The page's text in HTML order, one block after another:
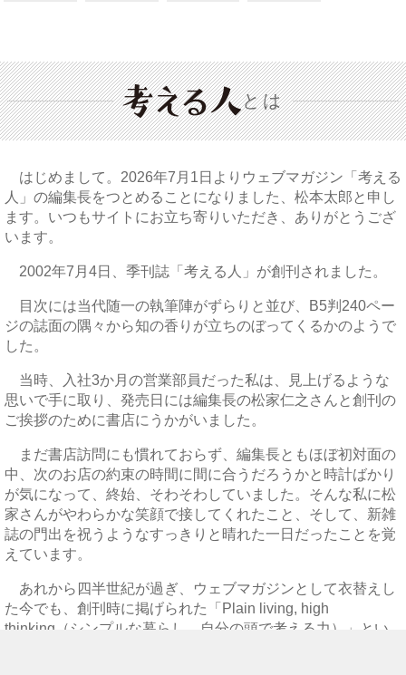
とは
はじめまして。2026年7月1日よりウェブマガジン「考える
人」の編集長をつとめることになりました、松本太郎と申し
ます。いつもサイトにお立ち寄りいただき、ありがとうござ
います。
2002年7月4日、季刊誌「考える人」が創刊されました。
目次には当代随一の執筆陣がずらりと並び、B5判240ペー
ジの誌面の隅々から知の香りが立ちのぼってくるかのようで
した。
当時、入社3か月の営業部員だった私は、見上げるような
思いで手に取り、発売日には編集長の松家仁之さんと創刊の
ご挨拶のために書店にうかがいました。
まだ書店訪問にも慣れておらず、編集長ともほぼ初対面の
中、次のお店の約束の時間に間に合うだろうかと時計ばかり
が気になって、終始、そわそわしていました。そんな私に松
家さんがやわらかな笑顔で接してくれたこと、そして、新雑
誌の門出を祝うようなすっきりと晴れた一日だったことを覚
えています。
あれから四半世紀が過ぎ、ウェブマガジンとして衣替えし
た今でも、創刊時に掲げられた「Plain living, high
thinking（シンプルな暮らし、自分の頭で考える力）」とい